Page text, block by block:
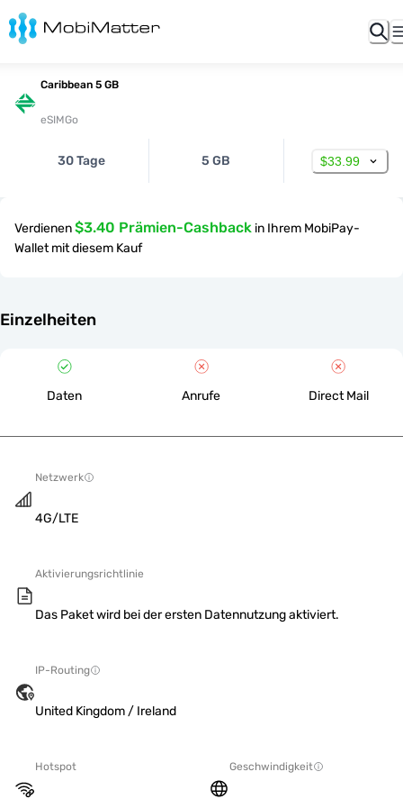
Caribbean 5 GB
eSIMGo
30 Tage 5 GB $33.99
Verdienen$3.40 Prämien-Cashback in Ihrem MobiPay-
Wallet mit diesem Kauf
Einzelheiten
Daten Anrufe Direct Mail
Netzwerk
4G/LTE
Aktivierungsrichtlinie
Das Paket wird bei der ersten Datennutzung aktiviert.
IP-Routing
United Kingdom / Ireland
Hotspot Geschwindigkeit